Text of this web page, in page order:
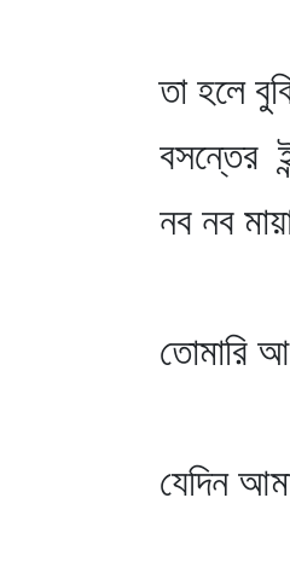
তা হলে
বসন্তের
নব নব
বর্ণ
তোমারি
যেদিন